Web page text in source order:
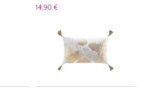
14.90 €